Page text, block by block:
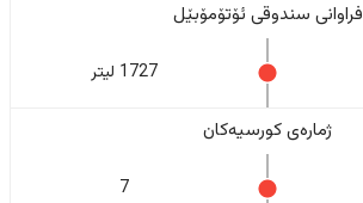
فراوانی سندوقی ئۆتۆمۆبێل
1727 لیتر
ژمارەی کورسیەکان
7